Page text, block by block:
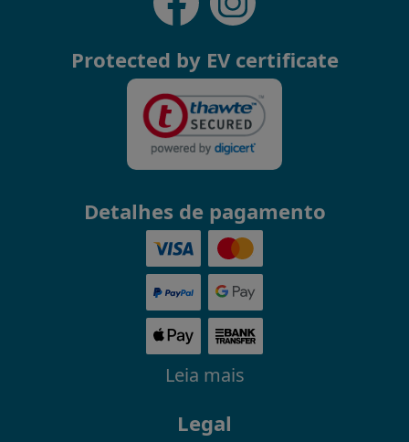
Protected by EV certificate
Detalhes de pagamento
Leia mais
Legal